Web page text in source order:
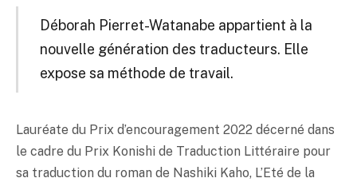
Déborah Pierret-Watanabe appartient à la
nouvelle génération des traducteurs. Elle
expose sa méthode de travail.
Lauréate du Prix d’encouragement 2022 décerné dans
le cadre du Prix Konishi de Traduction Littéraire pour
sa traduction du roman de Nashiki Kaho, L’Eté de la